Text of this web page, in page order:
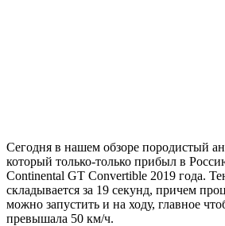
Сегодня в нашем обзоре породистый
который только-только прибыл в
Continental GT Convertible 2019 года.
складывается за 19 секунд, причем
можно запустить и на ходу, главное
превышала 50 км/ч.